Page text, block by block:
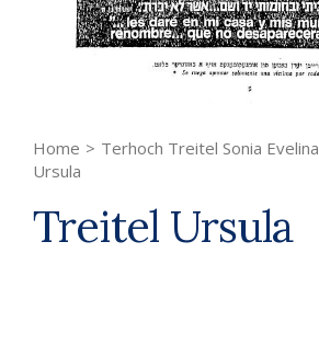
Home > Terhoch Treitel Sonia Evelina
Ursula
Treitel Ursula